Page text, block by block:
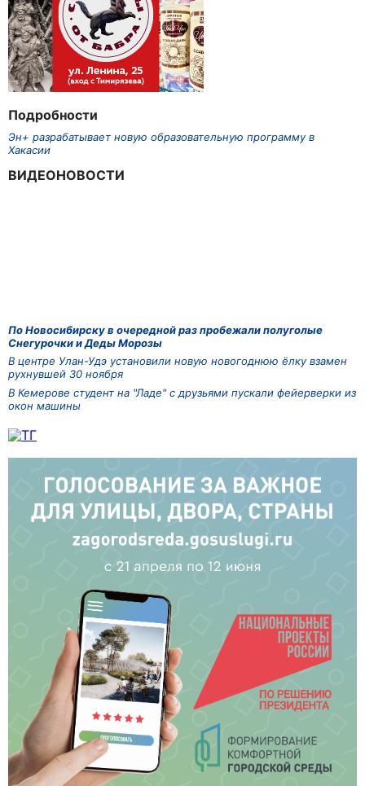
Подробности
Эн+ разрабатывает новую образовательную программу в
Хакасии
ВИДЕОНОВОСТИ
По Новосибирску в очередной раз пробежали полуголые
Снегурочки и Деды Морозы
В центре Улан-Удэ установили новую новогоднюю ёлку взамен
рухнувшей 30 ноября
В Кемерове студент на "Ладе" с друзьями пускали фейерверки из
окон машины